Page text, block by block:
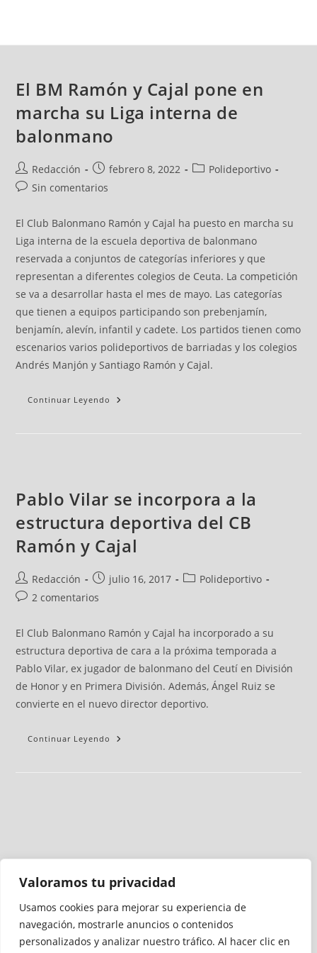
Valoramos tu privacidad
Usamos cookies para mejorar su experiencia de
navegación, mostrarle anuncios o contenidos
personalizados y analizar nuestro tráfico. Al hacer clic en
El BM Ramón y Cajal pone en
marcha su Liga interna de
balonmano
Redacción febrero 8, 2022
Polideportivo
Sin comentarios
El Club Balonmano Ramón y Cajal ha puesto en marcha su
Liga interna de la escuela deportiva de balonmano
reservada a conjuntos de categorías inferiores y que
representan a diferentes colegios de Ceuta. La competición
se va a desarrollar hasta el mes de mayo. Las categorías
que tienen a equipos participando son prebenjamín,
benjamín, alevín, infantil y cadete. Los partidos tienen como
escenarios varios polideportivos de barriadas y los colegios
Andrés Manjón y Santiago Ramón y Cajal.
Continuar Leyendo
Pablo Vilar se incorpora a la
estructura deportiva del CB
Ramón y Cajal
Redacción julio 16, 2017
Polideportivo
2 comentarios
El Club Balonmano Ramón y Cajal ha incorporado a su
estructura deportiva de cara a la próxima temporada a
Pablo Vilar, ex jugador de balonmano del Ceutí en División
de Honor y en Primera División. Además, Ángel Ruiz se
convierte en el nuevo director deportivo.
Continuar Leyendo
Medio auditado por